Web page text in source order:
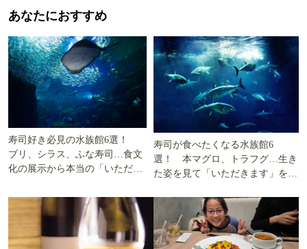
あなたにおすすめ
寿司好き必見の水族館6選！
ブリ、シラス、ふな寿司…食文
化の展示から本当の「いただき
寿司が食べたくなる水族館6
選！ 本マグロ、トラフグ…生き
た姿を見て「いただきます」を考